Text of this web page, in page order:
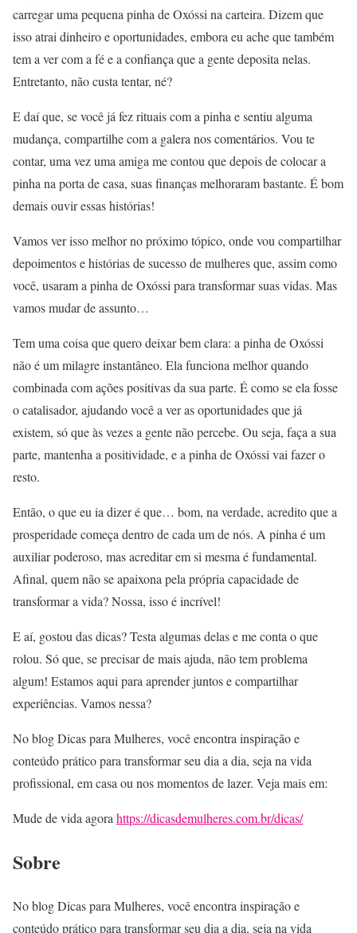
carregar uma pequena pinha de Oxóssi na carteira. Dizem que
isso atrai dinheiro e oportunidades, embora eu ache que também
tem a ver com a fé e a confiança que a gente deposita nelas.
Entretanto, não custa tentar, né?
E daí que, se você já fez rituais com a pinha e sentiu alguma
mudança, compartilhe com a galera nos comentários. Vou te
contar, uma vez uma amiga me contou que depois de colocar a
pinha na porta de casa, suas finanças melhoraram bastante. É bom
demais ouvir essas histórias!
Vamos ver isso melhor no próximo tópico, onde vou compartilhar
depoimentos e histórias de sucesso de mulheres que, assim como
você, usaram a pinha de Oxóssi para transformar suas vidas. Mas
vamos mudar de assunto…
Tem uma coisa que quero deixar bem clara: a pinha de Oxóssi
não é um milagre instantâneo. Ela funciona melhor quando
combinada com ações positivas da sua parte. É como se ela fosse
o catalisador, ajudando você a ver as oportunidades que já
existem, só que às vezes a gente não percebe. Ou seja, faça a sua
parte, mantenha a positividade, e a pinha de Oxóssi vai fazer o
resto.
Então, o que eu ia dizer é que… bom, na verdade, acredito que a
prosperidade começa dentro de cada um de nós. A pinha é um
auxiliar poderoso, mas acreditar em si mesma é fundamental.
Afinal, quem não se apaixona pela própria capacidade de
transformar a vida? Nossa, isso é incrível!
E aí, gostou das dicas? Testa algumas delas e me conta o que
rolou. Só que, se precisar de mais ajuda, não tem problema
algum! Estamos aqui para aprender juntos e compartilhar
experiências. Vamos nessa?
No blog Dicas para Mulheres, você encontra inspiração e
conteúdo prático para transformar seu dia a dia, seja na vida
profissional, em casa ou nos momentos de lazer. Veja mais em:
Mude de vida agorahttps://dicasdemulheres.com.br/dicas/
Sobre
No blog Dicas para Mulheres, você encontra inspiração e
conteúdo prático para transformar seu dia a dia, seja na vida